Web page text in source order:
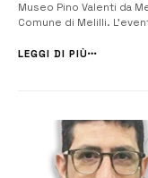
Museo Pino Valenti da
Comune di Melilli.
interessato. A introdurre
LEGGI DI PIÙ